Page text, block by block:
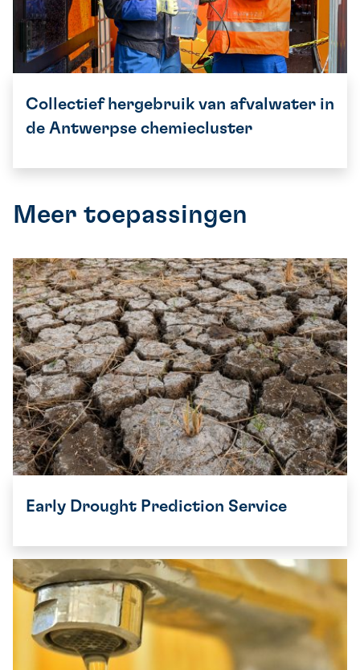
Collectief hergebruik van afvalwater in
de Antwerpse chemiecluster
Meer toepassingen
Early Drought Prediction Service